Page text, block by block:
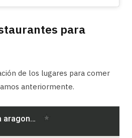
para
de los lugares para comer
anteriormente.